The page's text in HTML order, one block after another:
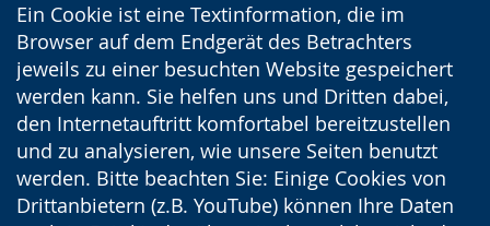
Ein Cookie ist eine Textinformation, die im
Browser auf dem Endgerät des Betrachters
jeweils zu einer besuchten Website gespeichert
werden kann. Sie helfen uns und Dritten dabei,
den Internetauftritt komfortabel bereitzustellen
und zu analysieren, wie unsere Seiten benutzt
werden. Bitte beachten Sie: Einige Cookies von
Drittanbietern (z.B. YouTube) können Ihre Daten